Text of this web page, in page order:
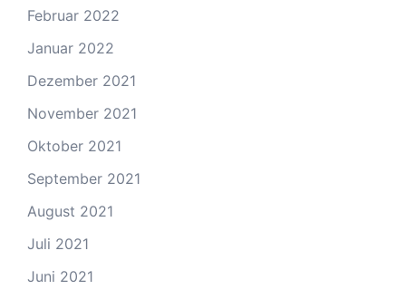
Februar 2022
Januar 2022
Dezember 2021
November 2021
Oktober 2021
September 2021
August 2021
Juli 2021
Juni 2021